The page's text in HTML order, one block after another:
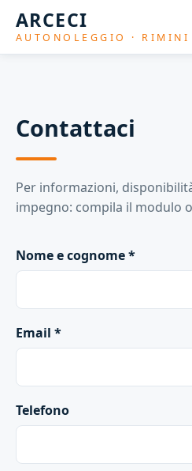
ARCECI
AUTONOLEGGIO · RIMINI
Contattaci
Per informazioni,
impegno: compila il modulo
Nome e cognome *
Email *
Telefono